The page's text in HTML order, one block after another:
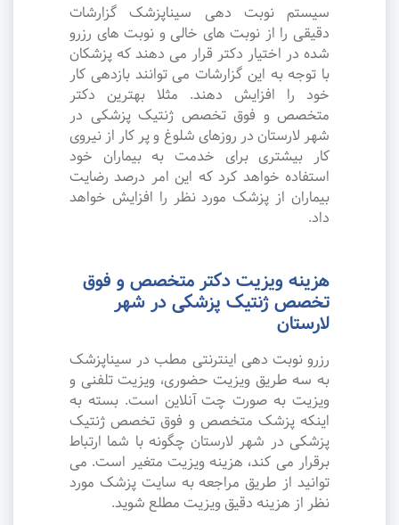
سیستم نوبت دهی سیناپزشک گزارشات
دقیقی را از نوبت های خالی و نوبت های رزرو
شده در اختیار دکتر قرار می دهند که پزشکان
با توجه به این گزارشات می توانند بازدهی کار
خود را افزایش دهند. مثلا بهترین دکتر
متخصص و فوق تخصص ژنتیک پزشکی در
شهر لارستان در روزهای شلوغ و پر کار از نیروی
کار بیشتری برای خدمت به بیماران خود
استفاده خواهد کرد که این امر درصد رضایت
بیماران از پزشک مورد نظر را افزایش خواهد
داد.
هزینه ویزیت دکتر متخصص و فوق
تخصص ژنتیک پزشکی در شهر
لارستان
رزرو نوبت دهی اینترنتی مطب در سیناپزشک
به سه طریق ویزیت حضوری، ویزیت تلفنی و
ویزیت به صورت چت آنلاین است. بسته به
اینکه پزشک متخصص و فوق تخصص ژنتیک
پزشکی در شهر لارستان چگونه با شما ارتباط
برقرار می کند، هزینه ویزیت متغیر است. می
توانید از طریق مراجعه به سایت پزشک مورد
نظر از هزینه دقیق ویزیت مطلع شوید.